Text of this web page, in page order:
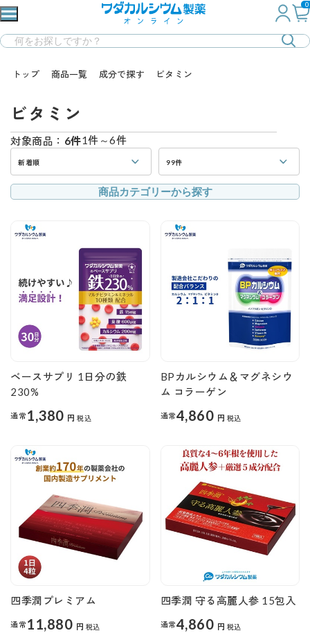
0
トップ 商品一覧 成分で探す ビタミン
ビタミン
対象商品： 6件1件～6件
99件
新着順
商品カテゴリーから探す
ベースサプリ 1日分の鉄
230%
通常 1,380 円 税込
BPカルシウム＆マグネシウ
ム コラーゲン
通常4,860 円 税込
四季潤プレミアム
通常 11,880 円 税込
四季潤 守る高麗人参 15包入
通常4,860 円 税込